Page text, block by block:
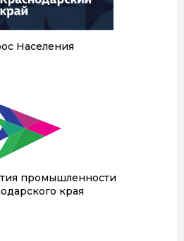
Населения
промышленности
края